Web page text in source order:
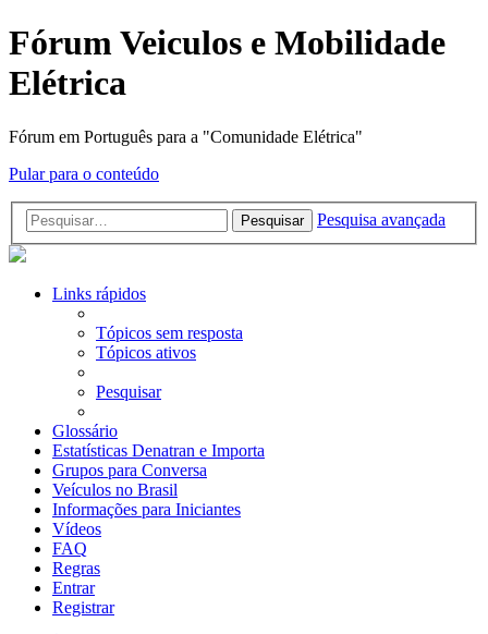
Fórum Veiculos e Mobilidade
Elétrica
Fórum em Português para a "Comunidade Elétrica"
Pular para o conteúdo
Pesquisar Pesquisa avançada
Links rápidos
Tópicos sem resposta
Tópicos ativos
Pesquisar
Glossário
Estatísticas Denatran e Importa
Grupos para Conversa
Veículos no Brasil
Informações para Iniciantes
Vídeos
FAQ
Regras
Entrar
Registrar